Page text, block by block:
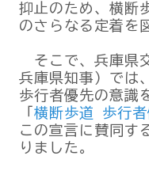
抑止のため、横断
のさらなる定着を
そこで、兵庫県
兵庫県知事）では
歩行者優先の意識
横断歩道 歩行者
この宣言に賛同す
りました。